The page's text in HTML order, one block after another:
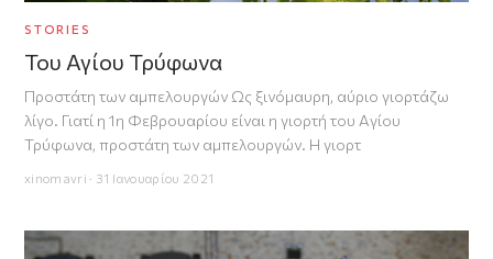
STORIES
Του Αγίου Τρύφωνα
Προστάτη των αμπελουργών Ως ξινόμαυρη, αύριο γιορτάζω
λίγο. Γιατί η 1η Φεβρουαρίου είναι η γιορτή του Αγίου
Τρύφωνα, προστάτη των αμπελουργών. Η γιορτ
xinomavri · 31 Ιανουαρίου 2021